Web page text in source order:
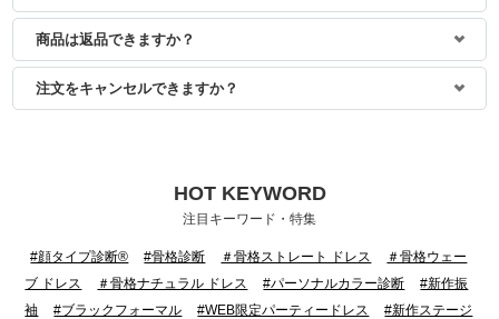
商品は返品できますか？
注文をキャンセルできますか？
HOT KEYWORD
注目キーワード・特集
#顔タイプ診断® #骨格診断 ＃骨格ストレート ドレス
＃骨格ウェー
ブ ドレス
＃骨格ナチュラル ドレス #パーソナルカラー診断
#新作振
袖
#ブラックフォーマル #WEB限定パーティードレス
#新作ステージ